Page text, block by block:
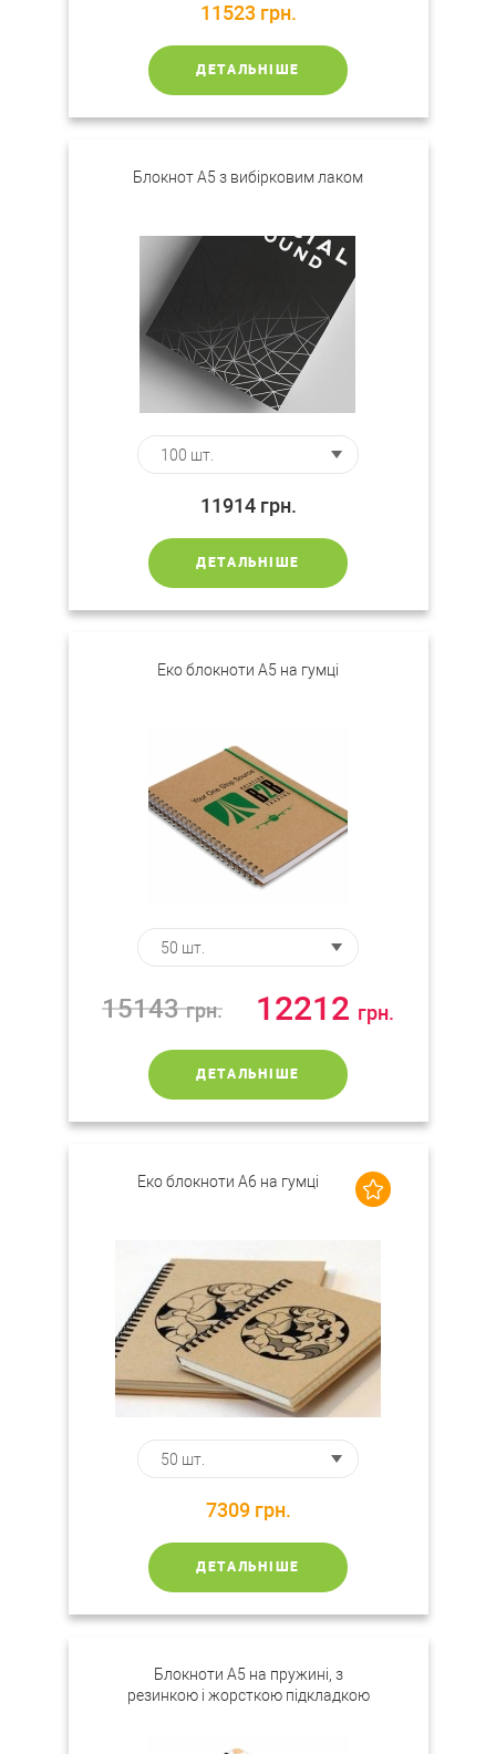
11523 грн.
ДЕТАЛЬНІШЕ
Блокнот А5 з вибірковим лаком
11914 грн.
ДЕТАЛЬНІШЕ
Еко блокноти А5 на гумці
15143грн. 12212 грн.
ДЕТАЛЬНІШЕ
Еко блокноти А6 на гумці
7309 грн.
ДЕТАЛЬНІШЕ
Блокноти А5 на пружині, з
резинкою і жорсткою підкладкою